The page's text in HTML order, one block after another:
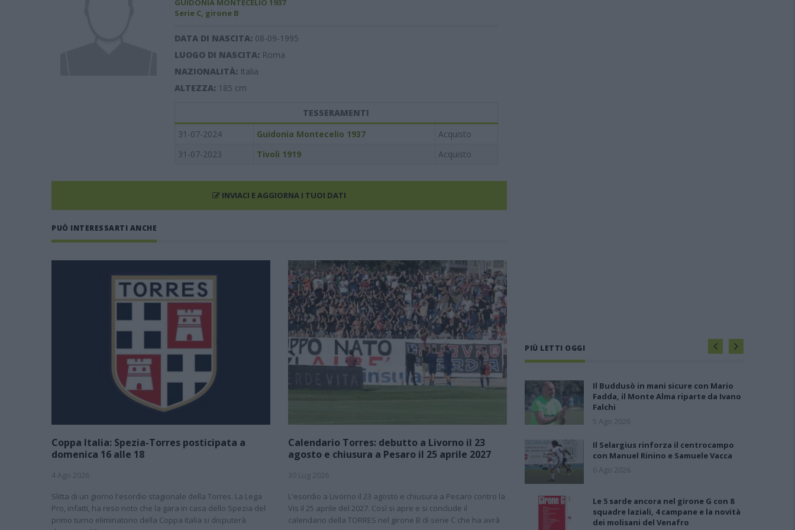
GUIDONIA MONTECELIO 1937
Serie C, girone B
DATA DI NASCITA: 08-09-1995
LUOGO DI NASCITA: Roma
NAZIONALITÀ: Italia
ALTEZZA: 185 cm
TESSERAMENTI
31-07-2024
Guidonia Montecelio 1937
Acquisto
31-07-2023
Tivoli 1919 Acquisto
INVIACI E AGGIORNA I TUOI DATI
PUÒ INTERESSARTI ANCHE
Coppa Italia: Spezia-Torres posticipata a
domenica 16 alle 18
4 Ago 2026
Slitta di un giorno l'esordio stagionale della Torres. La Lega
Pro, infatti, ha reso noto che la gara in casa dello Spezia del
primo turno eliminatorio della Coppa Italia si disputerà
Calendario Torres: debutto a Livorno il 23
agosto e chiusura a Pesaro il 25 aprile 2027
30 Lug 2026
L'esordio a Livorno il 23 agosto e chiusura a Pesaro contro la
Vis il 25 aprile del 2027. Così si apre e si conclude il
calendario della TORRES nel girone B di serie C che ha avrà
PIÙ LETTI OGGI
Il Buddusò in mani sicure con Mario
Fadda, il Monte Alma riparte da Ivano
Falchi
5 Ago 2026
Il Selargius rinforza il centrocampo
con Manuel Rinino e Samuele Vacca
6 Ago 2026
Le 5 sarde ancora nel girone G con 8
squadre laziali, 4 campane e la novità
dei molisani del Venafro